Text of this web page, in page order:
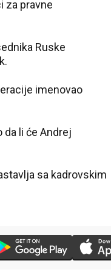
za pravne
Ruske
imenovao
li će Andrej
sa kadrovskim